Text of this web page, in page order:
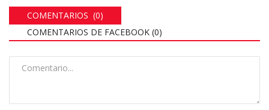
COMENTARIOS (0)
COMENTARIOS DE FACEBOOK (0)